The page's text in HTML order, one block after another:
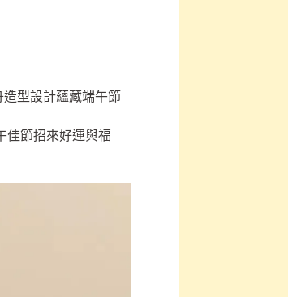
型設計蘊藏端午節
佳節招來好運與福